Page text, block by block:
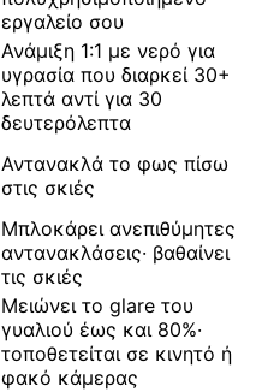
εργαλείο σου
Ανάμιξη 1:1 με νερό για
υγρασία που διαρκεί 30+
λεπτά αντί για 30
δευτερόλεπτα
Αντανακλά το φως πίσω
στις σκιές
Μπλοκάρει ανεπιθύμητες
αντανακλάσεις· βαθαίνει
τις σκιές
Μειώνει το glare του
γυαλιού έως και 80%·
τοποθετείται σε κινητό ή
φακό κάμερας